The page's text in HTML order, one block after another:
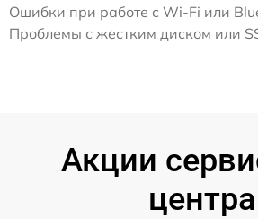
Ошибки при работе с Wi-Fi или
Проблемы с жестким диском или
Акции
центра